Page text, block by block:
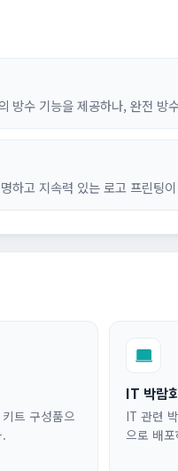
방수 기능을 제공하나, 완전 방
하고 지속력 있는 로고 프린팅
트 구성품으
IT 박람
IT 관련
으로 배